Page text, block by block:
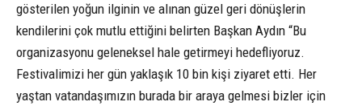
gösterilen yoğun ilginin ve alınan güzel geri dönüşlerin
kendilerini çok mutlu ettiğini belirten Başkan Aydın “Bu
organizasyonu geleneksel hale getirmeyi hedefliyoruz.
Festivalimizi her gün yaklaşık 10 bin kişi ziyaret etti. Her
yaştan vatandaşımızın burada bir araya gelmesi bizler için